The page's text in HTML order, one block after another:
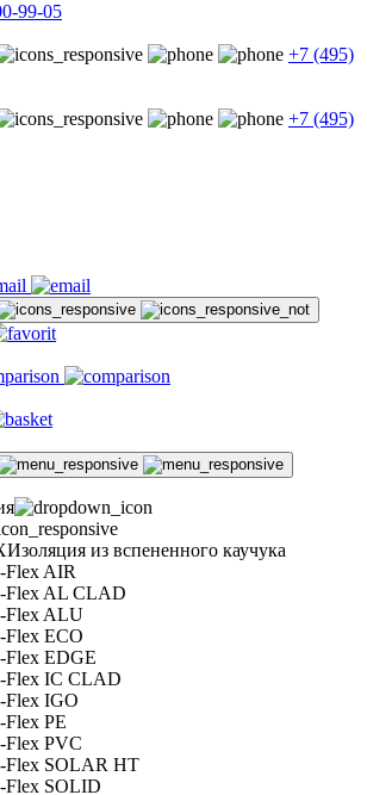
99-05
+7 (495)
+7 (495)
Изоляция из вспененного каучука
Flex AIR
Flex AL CLAD
Flex ALU
Flex ECO
Flex EDGE
Flex IC CLAD
Flex IGO
Flex PE
Flex PVC
Flex SOLAR HT
Flex SOLID